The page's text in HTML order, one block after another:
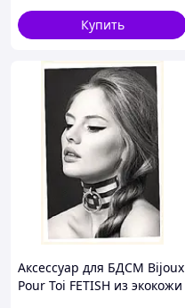
Купить
Аксессуар для БДСМ Bijoux
Pour Toi FETISH из экокожи